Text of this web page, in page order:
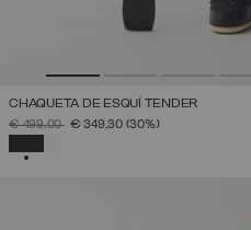
CHAQUETA DE ESQUÍ TENDER
PRECIO REBAJADO DE
€ 499,00A€ 349,30 (30%)